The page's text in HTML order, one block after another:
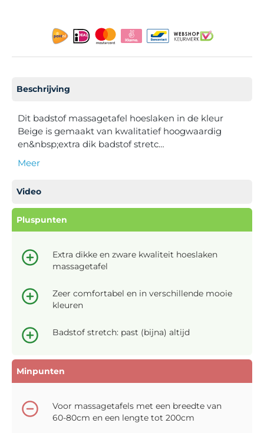
Beschrijving
Dit badstof massagetafel hoeslaken in de kleur
Beige is gemaakt van kwalitatief hoogwaardig
en&nbsp;extra dik badstof stretc…
Meer
Video
Pluspunten
Extra dikke en zware kwaliteit hoeslaken
massagetafel
Zeer comfortabel en in verschillende mooie
kleuren
Badstof stretch: past (bijna) altijd
Minpunten
Voor massagetafels met een breedte van
60-80cm en een lengte tot 200cm